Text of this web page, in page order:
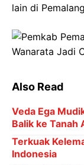
lain di
Also Read
Veda Ega
Balik ke Tanah
Terkuak
Indonesia